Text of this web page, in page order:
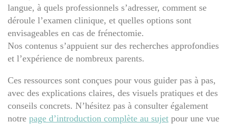
langue, à quels professionnels s’adresser, comment se
déroule l’examen clinique, et quelles options sont
envisageables en cas de frénectomie.
Nos contenus s’appuient sur des recherches approfondies
et l’expérience de nombreux parents.
Ces ressources sont conçues pour vous guider pas à pas,
avec des explications claires, des visuels pratiques et des
conseils concrets. N’hésitez pas à consulter également
notre page d’introduction complète au sujet pour une vue